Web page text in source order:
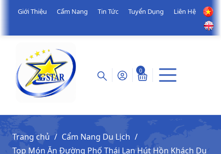
Giới Thiệu Cẩm Nang Tin Tức Tuyển Dụng Liên Hệ
0
Trang chủ
Cẩm Nang Du Lịch
Top Món Ăn Đường Phố Thái Lan Hút Hồn Khách Du